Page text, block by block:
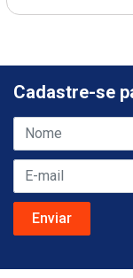
Cadastre-se